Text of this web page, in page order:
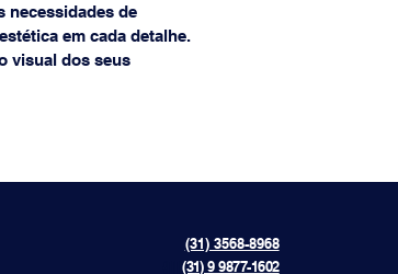
necessidades de
em cada detalhe.
visual dos seus
(31) 3568-8968
{[[[[(31) 9 9877-1602